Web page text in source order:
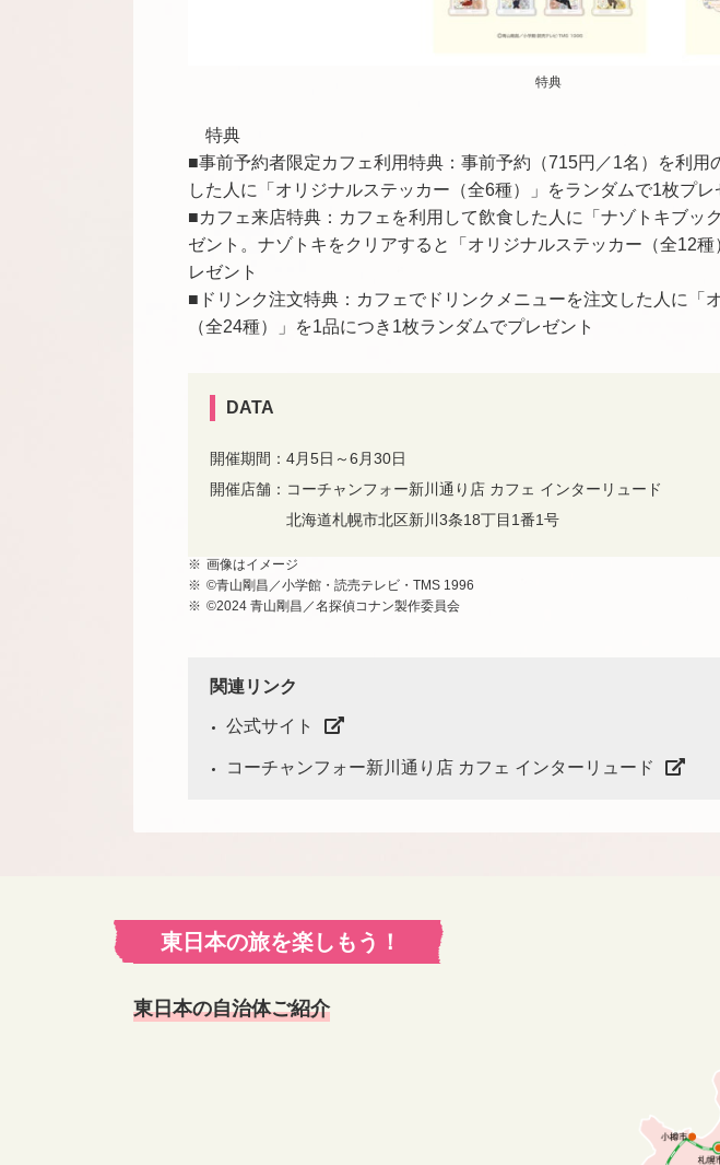
特典
特典
■事前予約者限定カフェ利用特典：事前予約（715円／1名）を利用
した人に「オリジナルステッカー（全6種）」をランダムで1枚プレ
■カフェ来店特典：カフェを利用して飲食した人に「ナゾトキブッ
ゼント。ナゾトキをクリアすると「オリジナルステッカー（全12
レゼント
■ドリンク注文特典：カフェでドリンクメニューを注文した人に「
（全24種）」を1品につき1枚ランダムでプレゼント
DATA
開催期間：4月5日～6月30日
開催店舗：コーチャンフォー新川通り店 カフェ インターリュード
北海道札幌市北区新川3条18丁目1番1号
画像はイメージ
©青山剛昌／小学館・読売テレビ・TMS 1996
©2024 青山剛昌／名探偵コナン製作委員会
関連リンク
公式サイト
コーチャンフォー新川通り店 カフェ インターリュード
東日本の旅を楽しもう！
東日本の自治体ご紹介